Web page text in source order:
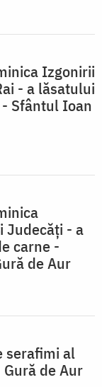
Izgonirii
- a lăsatului
Sfântul Ioan
Judecăţi - a
carne -
de Aur
serafimi al
de Aur